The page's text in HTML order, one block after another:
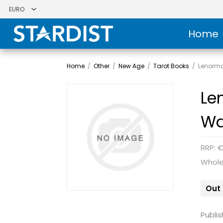
Home
Home / Other / New Age / Tarot Books /
RRP:
Out